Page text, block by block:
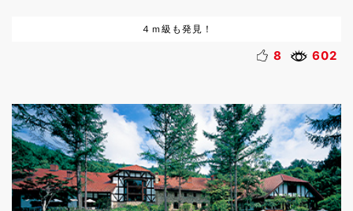
４ｍ級も発見！
8 602